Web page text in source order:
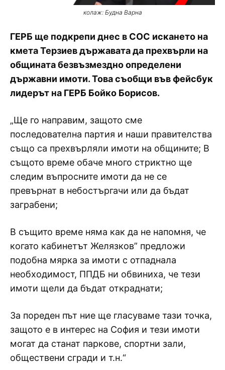
колаж: Будна Варна
ГЕРБ ще подкрепи днес в СОС искането на
кмета Терзиев държавата да прехвърли на
общината безвъзмездно определени
държавни имоти. Това съобщи във фейсбук
лидерът на ГЕРБ Бойко Борисов.
„Ще го направим, защото сме
последователна партия и наши правителства
също са прехвърляли имоти на общините; В
същото време обаче много стриктно ще
следим въпросните имоти да не се
превърнат в небостъргачи или да бъдат
заграбени;
В същито време няма как да не напомня, че
когато кабинетът Желязков” предложи
подобна мярка за имоти с отпаднала
необходимост, ППДБ ни обвиниха, че тези
имоти щели да бъдат откраднати;
За пореден път ние ще гласуваме тази точка,
защото е в интерес на София и тези имоти
могат да станат паркове, спортни зали,
обществени сгради и т.н.“